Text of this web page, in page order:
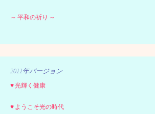
～ 平和の祈り ～
2011年バージョン
♥ 光輝く健康
♥ ようこそ光の時代